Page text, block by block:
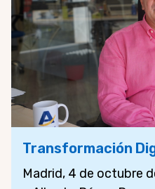
Transformación
Madrid, 4 de octubre